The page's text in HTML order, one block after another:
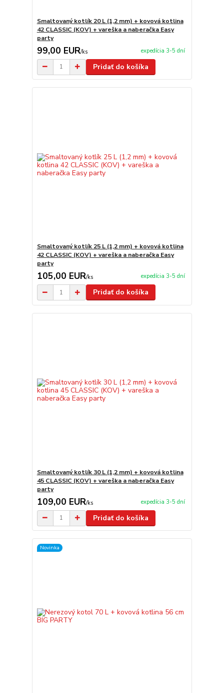
Smaltovaný kotlík 20 L (1,2 mm) + kovová kotlina
42 CLASSIC (KOV) + vareška a naberačka Easy
party
99,00 EUR/ks expedícia 3-5 dní
Pridať do košíka
Smaltovaný kotlík 25 L (1,2 mm) + kovová kotlina
42 CLASSIC (KOV) + vareška a naberačka Easy
party
105,00 EUR/ks expedícia 3-5 dní
Pridať do košíka
Smaltovaný kotlík 30 L (1,2 mm) + kovová kotlina
45 CLASSIC (KOV) + vareška a naberačka Easy
party
109,00 EUR/ks expedícia 3-5 dní
Pridať do košíka
Novinka